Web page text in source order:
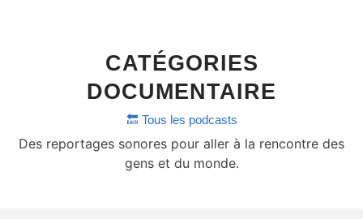
CATÉGORIES
DOCUMENTAIRE
🔙 Tous les podcasts
Des reportages sonores pour aller à la rencontre des
gens et du monde.